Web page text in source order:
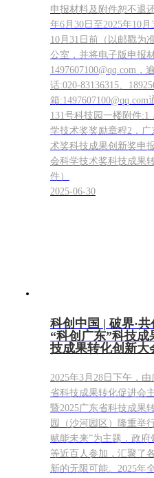
申报材料及附件恕不退
年6月30日至2025年10
10月31日前（以邮戳为
公室，并将电子版申报
1497607100@qq.com
话:020-83136315、
箱
131号科技园一楼附件
学技术奖奖励章程2．
术奖科技成果创新奖申
会科学技术奖科技成果
件）
2025-06-30
科创中国 | 破界·
“科创广东”科技成
技成果转化创新大
2025年3月28日下午，
省科技成果转化促进会
暨2025广东省科技成果
园（沙河园区）隆重举
赋能未来”为主题，政
等近百人参加，汇聚了
新的无限可能。2025年